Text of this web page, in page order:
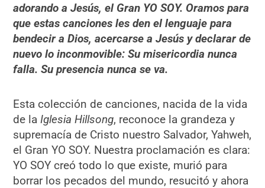
adorando a Jesús, el Gran YO SOY. Oramos para
que estas canciones les den el lenguaje para
bendecir a Dios, acercarse a Jesús y declarar de
nuevo lo inconmovible: Su misericordia nunca
falla. Su presencia nunca se va.
Esta colección de canciones, nacida de la vida
de laIglesia Hillsong, reconoce la grandeza y
supremacía de Cristo nuestro Salvador, Yahweh,
el Gran YO SOY. Nuestra proclamación es clara:
YO SOY creó todo lo que existe, murió para
borrar los pecados del mundo, resucitó y ahora